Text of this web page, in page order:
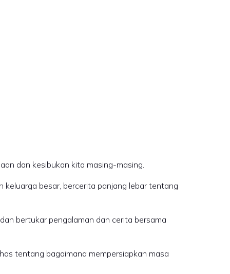
dan kesibukan kita masing-masing.
keluarga besar, bercerita panjang lebar tentang
bertukar pengalaman dan cerita bersama
tentang bagaimana mempersiapkan masa